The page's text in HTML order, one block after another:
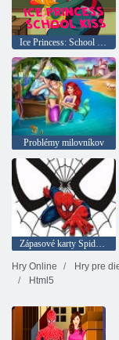
Ice Princess: School Kiss
Problémy milovníkov
Hry Online
Hry pre
Html5